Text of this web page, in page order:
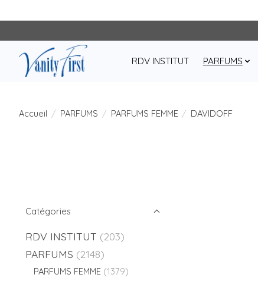
RDV INSTITUT PARFUMS
Accueil / PARFUMS / PARFUMS FEMME / DAVIDOFF
Catégories
RDV INSTITUT (203)
PARFUMS (2148)
PARFUMS FEMME (1379)